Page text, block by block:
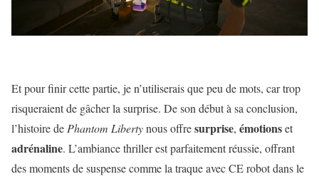
Et pour finir cette partie, je n’utiliserais que peu de mots, car trop
risqueraient de gâcher la surprise. De son début à sa conclusion,
l’histoire de Phantom Libertynous offresurprise, émotionset
adrénaline. L’ambiance thriller est parfaitement réussie, offrant
des moments de suspense comme la traque avec CE robot dans le